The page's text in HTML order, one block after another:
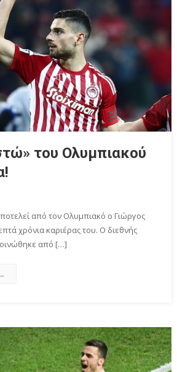
του Ολυμπιακού
από τον Ολυμπιακό ο Γιώργος
χρόνια καριέρας του. Ο διεθνής
από […]